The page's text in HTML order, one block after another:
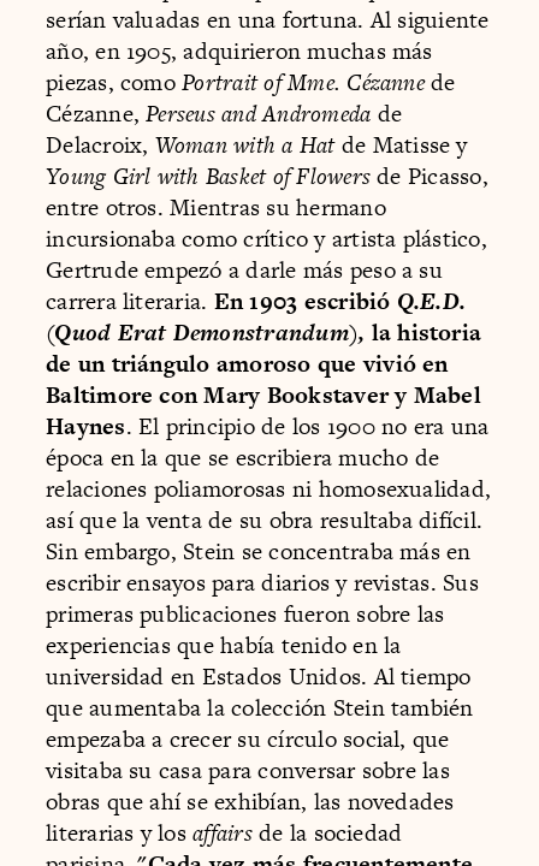
serían valuadas en una fortuna. Al siguiente
año, en 1905, adquirieron muchas más
piezas, comoPortrait of Mme. Cézannede
Cézanne,Perseus and Andromeda de
Delacroix, Woman with a Hatde Matisse y
Young Girl with Basket of Flowersde Picasso,
entre otros. Mientras su hermano
incursionaba como crítico y artista plástico,
Gertrude empezó a darle más peso a su
carrera literaria. En 1903 escribió Q.E.D.
(Quod Erat Demonstrandum), la historia
de un triángulo amoroso que vivió en
Baltimore con Mary Bookstaver y Mabel
Haynes. El principio de los 1900 no era una
época en la que se escribiera mucho de
relaciones poliamorosas ni homosexualidad,
así que la venta de su obra resultaba difícil.
Sin embargo, Stein se concentraba más en
escribir ensayos para diarios y revistas. Sus
primeras publicaciones fueron sobre las
experiencias que había tenido en la
universidad en Estados Unidos. Al tiempo
que aumentaba la colección Stein también
empezaba a crecer su círculo social, que
visitaba su casa para conversar sobre las
obras que ahí se exhibían, las novedades
literarias y losaffairsde la sociedad